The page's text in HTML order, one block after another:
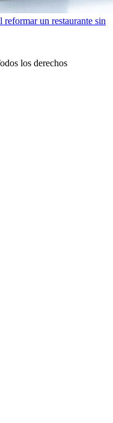
un restaurante sin
los derechos